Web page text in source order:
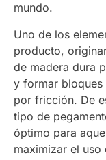
mundo.
Uno de los
producto,
de madera dura
y formar bloques
por fricción. De
tipo de
óptimo para
maximizar el uso